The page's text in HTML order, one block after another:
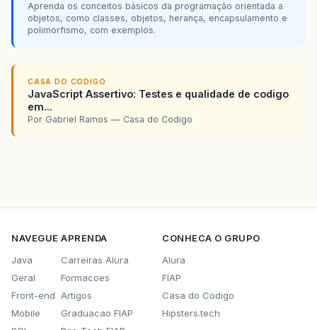
Aprenda os conceitos básicos da programação orientada a
objetos, como classes, objetos, herança, encapsulamento e
polimorfismo, com exemplos.
CASA DO CODIGO
JavaScript Assertivo: Testes e qualidade de codigo
em...
Por Gabriel Ramos — Casa do Codigo
NAVEGUE
Java
Geral
Front-end
Mobile
APRENDA
Carreiras Alura
Formacoes
Artigos
Graduacao FIAP
CONHECA O GRUPO
Alura
FIAP
Casa do Codigo
Hipsters.tech